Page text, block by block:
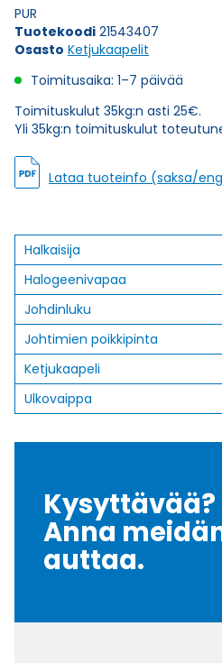
PUR
Tuotekoodi 21543407
Osasto Ketjukaapelit
Toimitusaika: 1–7 päivää
Toimituskulut 35kg:n asti 25€.
Yli 35kg:n toimituskulut
Lataa tuoteinfo (saksa/
Halkaisija
Halogeenivapaa
Johdinluku
Johtimien poikkipinta
Ketjukaapeli
Ulkovaippa
Kysyttävää?
Anna
auttaa.